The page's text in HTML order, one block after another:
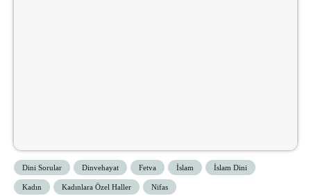
Dini Sorular Dinvehayat Fetva İslam İslam Dini
Kadın Kadınlara Özel Haller Nifas